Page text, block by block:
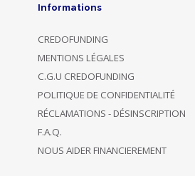
Informations
CREDOFUNDING
MENTIONS LÉGALES
C.G.U CREDOFUNDING
POLITIQUE DE CONFIDENTIALITÉ
RÉCLAMATIONS - DÉSINSCRIPTION
F.A.Q.
NOUS AIDER FINANCIEREMENT